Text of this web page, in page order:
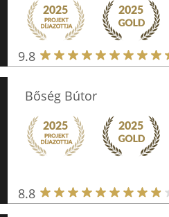
9.8
Bőség Bútor
8.8